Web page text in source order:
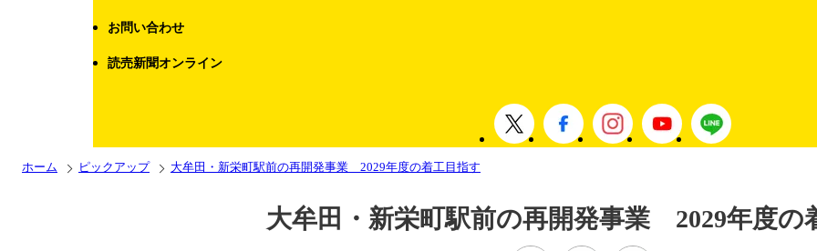
お問い合わせ
読売新聞オンライン
ホーム ピックアップ 大牟田・新栄町駅前の再開発事業 2029年度の着工目指す
大牟田・新栄町駅前の再開発事業 2029年度の